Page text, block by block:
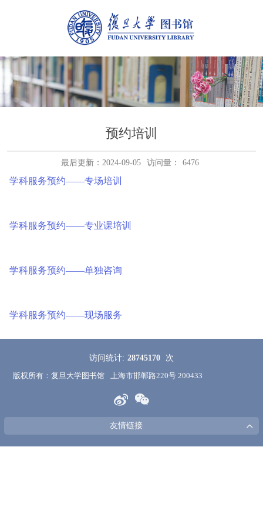
预约培训
最后更新：2024-09-05 访问量： 6476
学科服务预约——专场培训
学科服务预约——专业课培训
学科服务预约——单独咨询
学科服务预约——现场服务
访问统计: 28745170
次
版权所有：复旦大学图书馆
上海市邯郸路220号 200433
友情链接